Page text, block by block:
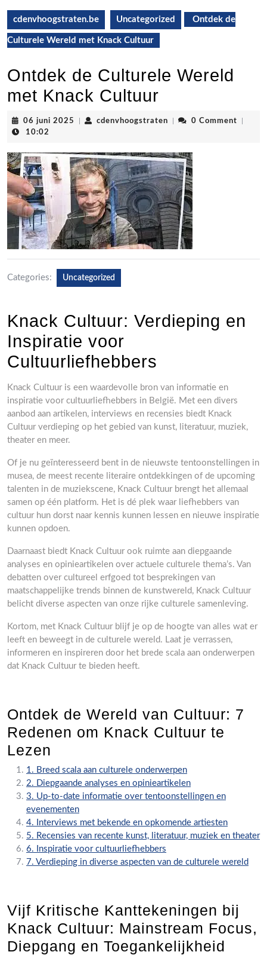
cdenvhoogstraten.be Uncategorized Ontdek de
Culturele Wereld met Knack Cultuur
Ontdek de Culturele Wereld
met Knack Cultuur
06 juni 2025 06
cdenvhoogstraten cdenvhoogstraten
0 Comment
10:02
Categories: Uncategorized
Knack Cultuur: Verdieping en
Inspiratie voor
Cultuurliefhebbers
Knack Cultuur is een waardevolle bron van informatie en
inspiratie voor cultuurliefhebbers in België. Met een divers
aanbod aan artikelen, interviews en recensies biedt Knack
Cultuur verdieping op het gebied van kunst, literatuur, muziek,
theater en meer.
Of je nu geïnteresseerd bent in de nieuwste tentoonstellingen in
musea, de meest recente literaire ontdekkingen of de upcoming
talenten in de muziekscene, Knack Cultuur brengt het allemaal
samen op één platform. Het is dé plek waar liefhebbers van
cultuur hun dorst naar kennis kunnen lessen en nieuwe inspiratie
kunnen opdoen.
Daarnaast biedt Knack Cultuur ook ruimte aan diepgaande
analyses en opinieartikelen over actuele culturele thema’s. Van
debatten over cultureel erfgoed tot besprekingen van
maatschappelijke trends binnen de kunstwereld, Knack Cultuur
belicht diverse aspecten van onze rijke culturele samenleving.
Kortom, met Knack Cultuur blijf je op de hoogte van alles wat er
leeft en beweegt in de culturele wereld. Laat je verrassen,
informeren en inspireren door het brede scala aan onderwerpen
dat Knack Cultuur te bieden heeft.
Ontdek de Wereld van Cultuur: 7
Redenen om Knack Cultuur te
Lezen
1. Breed scala aan culturele onderwerpen
2. Diepgaande analyses en opinieartikelen
3. Up-to-date informatie over tentoonstellingen en
evenementen
4. Interviews met bekende en opkomende artiesten
5. Recensies van recente kunst, literatuur, muziek en theater
6. Inspiratie voor cultuurliefhebbers
7. Verdieping in diverse aspecten van de culturele wereld
Vijf Kritische Kanttekeningen bij
Knack Cultuur: Mainstream Focus,
Diepgang en Toegankelijkheid